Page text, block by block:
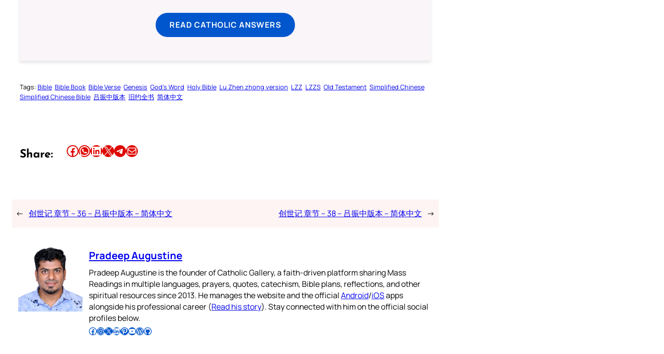
READ CATHOLIC ANSWERS
Tags: Bible Bible Book Bible Verse Genesis God’s Word Holy Bible Lu Zhen zhong version LZZ LZZS Old Testament Simplified Chinese
Simplified Chinese Bible 吕振中版本 旧约全书 简体中文
Share: Share this article on Facebook Share this article on WhatsApp Share this article on LinkedIn Share this article on X Share this article on TelegramEmail this Article
← 创世记 章节 – 36 – 吕振中版本 – 简体中文 创世记 章节 – 38 – 吕振中版本 – 简体中文 →
Pradeep Augustine
Pradeep Augustine is the founder of Catholic Gallery, a faith-driven platform sharing Mass
Readings in multiple languages, prayers, quotes, catechism, Bible plans, reflections, and other
spiritual resources since 2013. He manages the website and the officialAndroid/iOSapps
alongside his professional career (Read his story). Stay connected with him on the official social
profiles below.
Follow Pradeep on Facebook Follow Pradeep on InstagramFollow Pradeep on X Follow Pradeep on LinkedIn Follow Pradeep on Pinterest Subscribe to Pradeep’s Youtube Channel Follow Pradeep on WordPress Follow Pradeep on GitHub